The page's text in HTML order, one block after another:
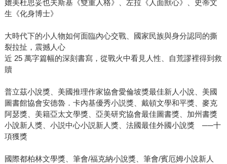
問殖民與被殖民、難民等社會面向。也利用其他種族的人民
白者》緊張懸疑，又直探存在主義精神，以炙熱的筆觸描繪
出忠誠與背叛的面貌，勢必讓阮越清成為美國文學界的蒼穹
中，永遠不墜的一顆星，也讓這系列成為極佳的文學作品。
媲美杜思妥也夫斯基《雙重人格》、左拉《人面獸心》、史蒂文
生《化身博士》
大時代下的小人物如何面臨內心交戰、國家民族與身分認同的撕
裂拉扯，震撼人心
近 25 萬字篇幅的深刻書寫，從戰火中看見人性、自荒謬裡得到救
贖
普立茲小說獎、美國推理作家協會愛倫坡獎最佳新人小說、美國
圖書館協會安德魯．卡內基優秀小説獎、戴頓文學和平獎、麥克
阿瑟獎、美籍亞太文學獎、亞美研究協會最佳圖書獎、加州書獎
小說新人獎、小説中心小説新人獎、法國最佳外國小說獎 ──十
項獲獎
國際都柏林文學獎、筆會/福克納小說獎、筆會/賓厄姆小說新人